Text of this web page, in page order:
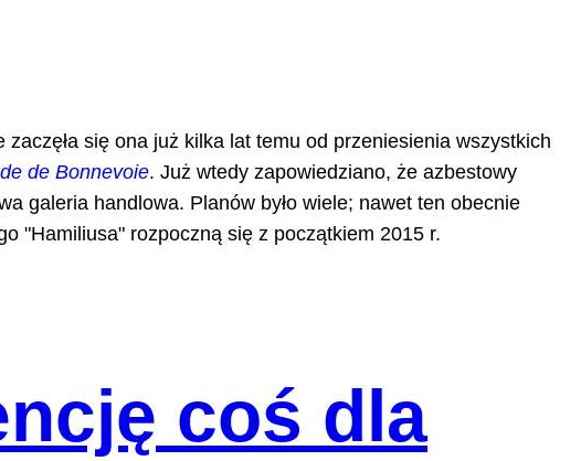
się ona już kilka lat temu od przeniesienia wszystkich
de Bonnevoie. Już wtedy zapowiedziano, że azbestowy
galeria handlowa. Planów było wiele; nawet ten obecnie
"Hamiliusa" rozpoczną się z początkiem 2015 r.
coś dla